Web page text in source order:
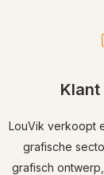
Klant
LouVik verkoopt
grafische
grafisch